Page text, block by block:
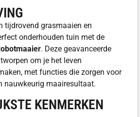
tijdrovend grasmaaien en
onderhouden tuin met de
. Deze geavanceerde
om je het leven
met functies die zorgen voor
nauwkeurig maairesultaat.
KENMERKEN